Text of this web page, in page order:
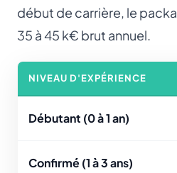
début de carrière, le
35 à 45 k€ brut annuel.
NIVEAU D'EXPÉRIENCE
Débutant (0 à 1 an)
Confirmé (1 à 3 ans)